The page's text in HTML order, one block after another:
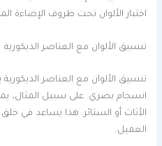
اختبار الألوان تحت ظروف الإضاءة
تنسيق الألوان مع العناصر الديكورية
تنسيق الألوان مع العناصر
انسجام بصري. على سبيل المثال،
الأثاث أو الستائر. هذا يساعد في
العميل.